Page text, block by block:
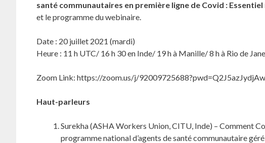
santé communautaires en première ligne de Covid : Essentiel
et le programme du webinaire.
Date : 20 juillet 2021 (mardi)
Heure : 11 h UTC/ 16 h 30 en Inde/ 19 h à Manille/ 8 h à Rio de
Zoom Link: https://zoom.us/j/
Haut-parleurs
Surekha (ASHA Workers Union, CITU, Inde) – Comment
programme national d’agents de santé communautaire